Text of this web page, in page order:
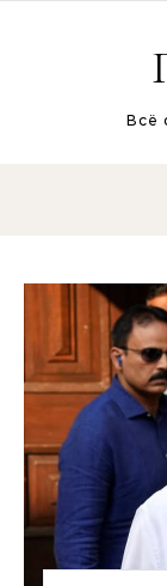
Всё